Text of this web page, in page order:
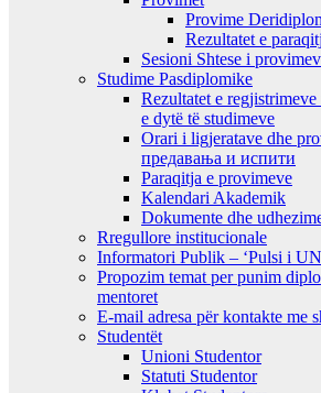
Provime
Rezultatet e
Sesioni Shtese i
Studime Pasdiplomike
Rezultatet e
e dytë të studimeve
Orari i ligjeratave dhe
предавањa и испити
Paraqitja e provimeve
Kalendari Akademik
Dokumente dhe
Rregullore institucionale
Informatori Publik – ‘Pulsi i
Propozim temat per punim
mentoret
E-mail adresa për kontakte me
Studentët
Unioni Studentor
Statuti Studentor